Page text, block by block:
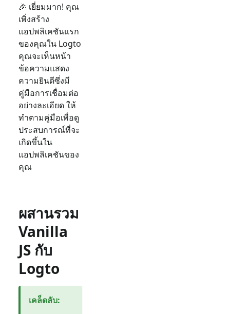
🎉 เยี่ยมมาก! คุณ
เพิ่งสร้าง
แอปพลิเคชันแรก
ของคุณใน Logto
คุณจะเห็นหน้า
ข้อความแสดง
ความยินดีซึ่งมี
คู่มือการเชื่อมต่อ
อย่างละเอียด ให้
ทำตามคู่มือเพื่อดู
ประสบการณ์ที่จะ
เกิดขึ้นใน
แอปพลิเคชันของ
คุณ
ผสานรวม
Vanilla
JS กับ
Logto
เคล็ดลับ: